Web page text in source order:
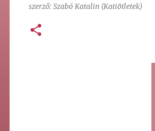
szerző: Szabó Katalin (Katiötletek)